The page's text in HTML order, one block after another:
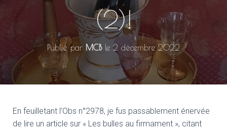
T
(2)!
Publié par MCBle 2 décembre 2022
En feuilletant l’Obs n°2978, je fus passablement énervée
de lire un article sur « Les bulles au firmament », citant